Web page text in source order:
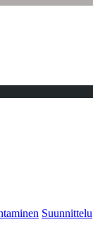
Suunnittelu